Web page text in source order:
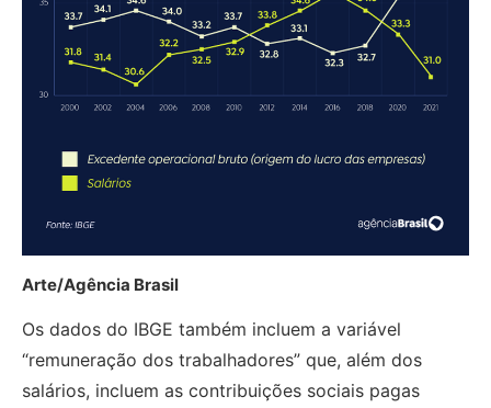
Arte/Agência Brasil
Os dados do IBGE também incluem a variável
“remuneração dos trabalhadores” que, além dos
salários, incluem as contribuições sociais pagas